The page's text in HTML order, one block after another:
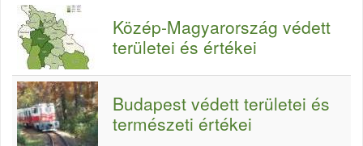
Közép-Magyarország védett
területei és értékei
Budapest védett területei és
természeti értékei